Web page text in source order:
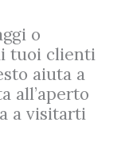
o
tuoi clienti
aiuta a
all’aperto
a visitarti